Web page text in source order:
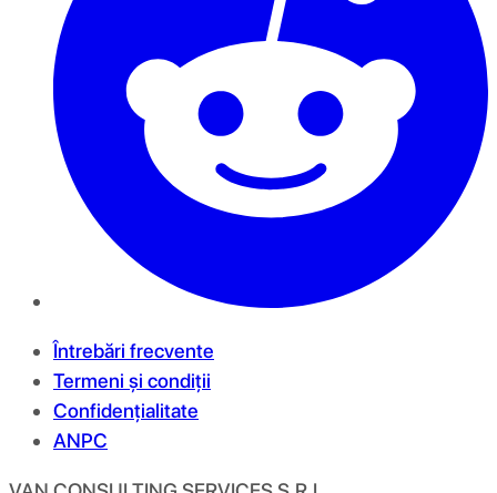
Întrebări frecvente
Termeni și condiții
Confidențialitate
ANPC